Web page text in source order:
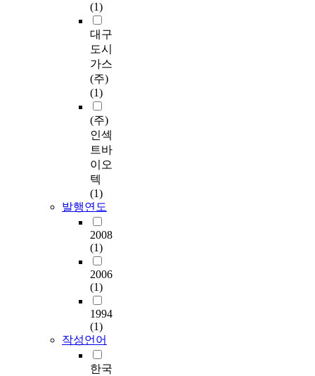
(1)
대구
도시
가스
(주)
(1)
(주)
인섹
트바
이오
텍
(1)
발행연도
2008
(1)
2006
(1)
1994
(1)
작성언어
한국